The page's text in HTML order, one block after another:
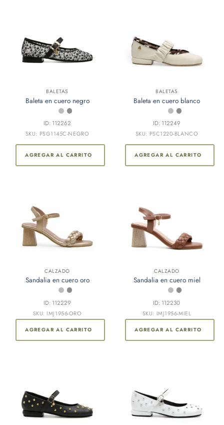
página
de
producto
BALETAS
Baleta en cuero negro
ID: 112262
SKU: PSG1145C-NEGRO
AGREGAR AL CARRITO
BALETAS
Baleta en cuero blanco
ID: 112249
SKU: PSC1220-BLANCO
AGREGAR AL CARRITO
CALZADO
Sandalia en cuero oro
ID: 112229
SKU: IMJ1956-ORO
AGREGAR AL CARRITO
producto
variantes.
opciones
página
de
producto
CALZADO
Sandalia en cuero miel
ID: 112230
SKU: IMJ1956-MIEL
AGREGAR AL CARRITO
producto
variantes.
opciones
página
de
producto